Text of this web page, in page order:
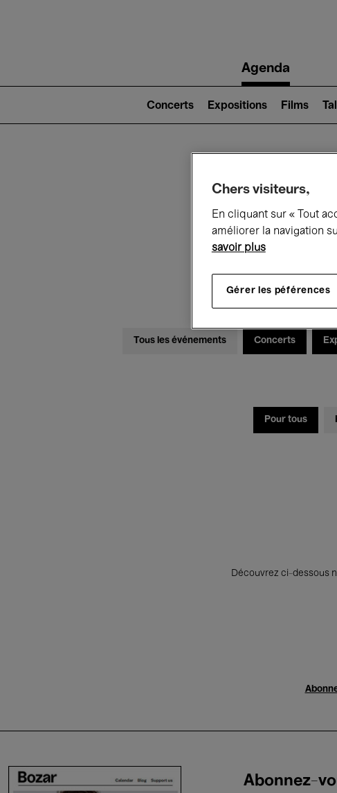
navigationAgenda
2)
Concerts Expositions Films
Ce
Tous les événements Concerts
Pour tous
Découvrez ci-dessous
Abonnez-
Chers visiteurs,
En cliquant sur « Tout
améliorer la navigation
savoir plus
Gérer les péférences